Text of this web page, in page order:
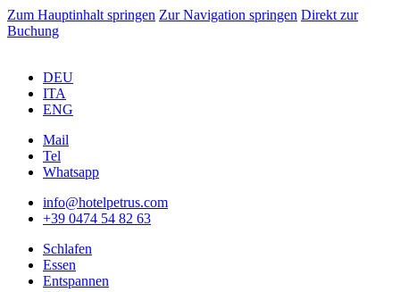
Zum Hauptinhalt springen Zur Navigation springen Direkt zur
Buchung
DEU
ITA
ENG
Mail
Tel
Whatsapp
info@hotelpetrus.com
+39 0474 54 82 63
Schlafen
Essen
Entspannen